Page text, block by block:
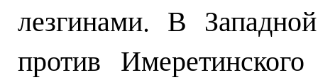
лезгинами. В
против